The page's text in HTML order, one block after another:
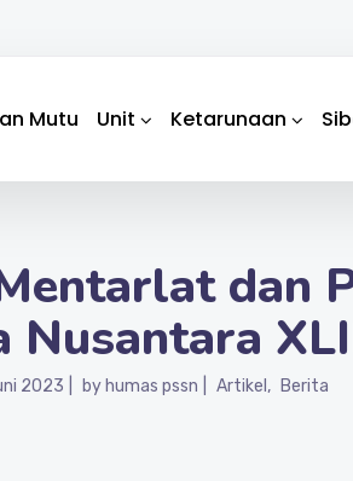
Mutu Unit Ketarunaan
dan
Nusantara
2023 by humas pssn Artikel Berita